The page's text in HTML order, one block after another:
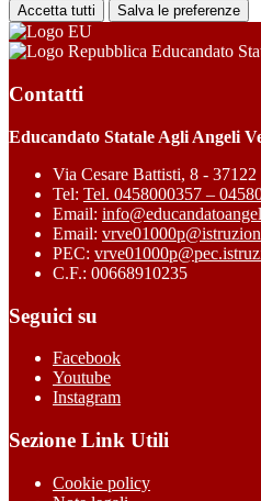
Accetta tutti Salva le preferenze
Educandato
Contatti
Educandato Statale Agli Angeli
Via Cesare Battisti, 8 - 37122
Tel: Tel. 0458000357 –
Email:
Email:
PEC:
C.F.: 00668910235
Seguici su
Facebook
Youtube
Instagram
Sezione Link Utili
Cookie policy